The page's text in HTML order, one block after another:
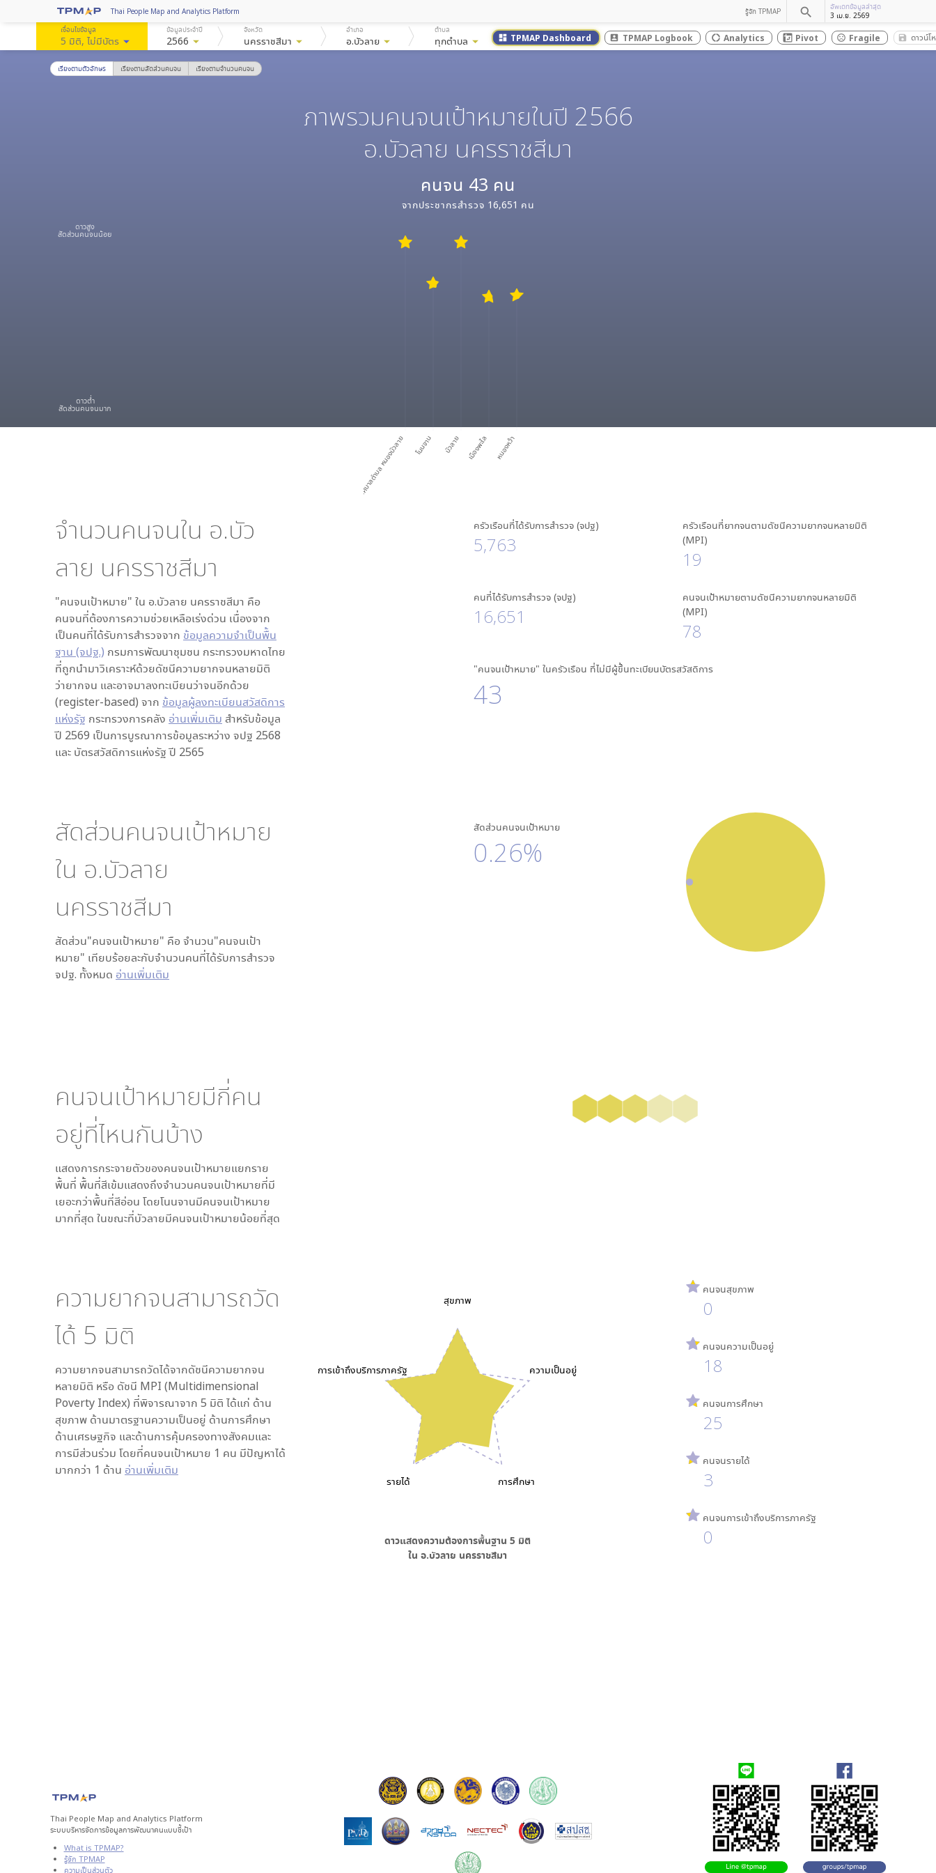
Thai People Map and Analytics Platform รู้จัก TPMAP search
อัพเดทข้อมูลล่าสุด
3 เม.ย. 2569
เงื่อนไขข้อมูล
5 มิติ, ไม่มีบัตรarrow_drop_down
ข้อมูลประจำปี
2566 arrow_drop_down
จังหวัด
นครราชสีมา arrow_drop_down
อำเภอ
อ.บัวลาย arrow_drop_down
ตำบล
ทุกตำบล arrow_drop_down dashboard TPMAP Dashboard account_box TPMAP Logbook donut_large Analytics Pivot sentiment_dissatisfied Fragile ดาวน์โ
เรียงตามตัวอักษร เรียงตามสัดส่วนคนจน เรียงตามจำนวนคนจน
ภาพรวมคนจนเป้าหมายในปี 2566
อ.บัวลาย นครราชสีมา
คนจน 43 คน
จากประชากรสำรวจ 16,651 คน
เทศบาลตำบล หนองบัวลาย โนนจาน บัวลาย เมืองพะไล หนองหว้า
ดาวสูง
สัดส่วนคนจนน้อย
ดาวต่ำ
สัดส่วนคนจนมาก
จำนวนคนจนใน อ.บัว
ลาย นครราชสีมา
"คนจนเป้าหมาย" ใน อ.บัวลาย นครราชสีมา คือ
คนจนที่ต้องการความช่วยเหลือเร่งด่วน เนื่องจาก
เป็นคนที่ได้รับการสำรวจจาก ข้อมูลความจำเป็นพื้น
ฐาน (จปฐ.) กรมการพัฒนาชุมชน กระทรวงมหาดไทย
ที่ถูกนำมาวิเคราะห์ด้วยดัชนีความยากจนหลายมิติ
ว่ายากจน และอาจมาลงทะเบียนว่าจนอีกด้วย
(register-based) จาก ข้อมูลผู้ลงทะเบียนสวัสดิการ
แห่งรัฐ กระทรวงการคลัง อ่านเพิ่มเติม สำหรับข้อมูล
ปี 2569 เป็นการบูรณาการข้อมูลระหว่าง จปฐ 2568
และ บัตรสวัสดิการแห่งรัฐ ปี 2565
ครัวเรือนที่ได้รับการสำรวจ (จปฐ)
5,763
ครัวเรือนที่ยากจนตามดัชนีความยากจนหลายมิติ
(MPI)
19
คนที่ได้รับการสำรวจ (จปฐ)
16,651
คนจนเป้าหมายตามดัชนีความยากจนหลายมิติ
(MPI)
78
"คนจนเป้าหมาย" ในครัวเรือน ที่ไม่มีผู้ขึ้นทะเบียนบัตรสวัสดิการ
43
สัดส่วนคนจนเป้าหมาย
ใน อ.บัวลาย
นครราชสีมา
สัดส่วน"คนจนเป้าหมาย" คือ จำนวน"คนจนเป้า
หมาย" เทียบร้อยละกับจำนวนคนที่ได้รับการสำรวจ
จปฐ. ทั้งหมด อ่านเพิ่มเติม
สัดส่วนคนจนเป้าหมาย
0.26%
คนจนเป้าหมายมีกี่คน
อยู่ที่ไหนกันบ้าง
แสดงการกระจายตัวของคนจนเป้าหมายแยกราย
พื้นที่ พื้นที่สีเข้มแสดงถึงจำนวนคนจนเป้าหมายที่มี
เยอะกว่าพื้นที่สีอ่อน โดยโนนจานมีคนจนเป้าหมาย
มากที่สุด ในขณะที่บัวลายมีคนจนเป้าหมายน้อยที่สุด
ความยากจนสามารถวัด
ได้ 5 มิติ
ความยากจนสามารถวัดได้จากดัชนีความยากจน
หลายมิติ หรือ ดัชนี MPI (Multidimensional
Poverty Index) ที่พิจารณาจาก 5 มิติ ได้แก่ ด้าน
สุขภาพ ด้านมาตรฐานความเป็นอยู่ ด้านการศึกษา
ด้านเศรษฐกิจ และด้านการคุ้มครองทางสังคมและ
การมีส่วนร่วม โดยที่คนจนเป้าหมาย 1 คน มีปัญหาได้
มากกว่า 1 ด้าน อ่านเพิ่มเติม
สุขภาพ
ความเป็นอยู่
การศึกษา
รายได้
การเข้าถึงบริการภาครัฐ
ดาวแสดงความต้องการพื้นฐาน 5 มิติ
ใน อ.บัวลาย นครราชสีมา
คนจนสุขภาพ
0
คนจนความเป็นอยู่
18
คนจนการศึกษา
25
คนจนรายได้
3
คนจนการเข้าถึงบริการภาครัฐ
0
Thai People Map and Analytics Platform
ระบบบริหารจัดการข้อมูลการพัฒนาคนแบบชี้เป้า
What is TPMAP?
รู้จัก TPMAP
ความเป็นส่วนตัว